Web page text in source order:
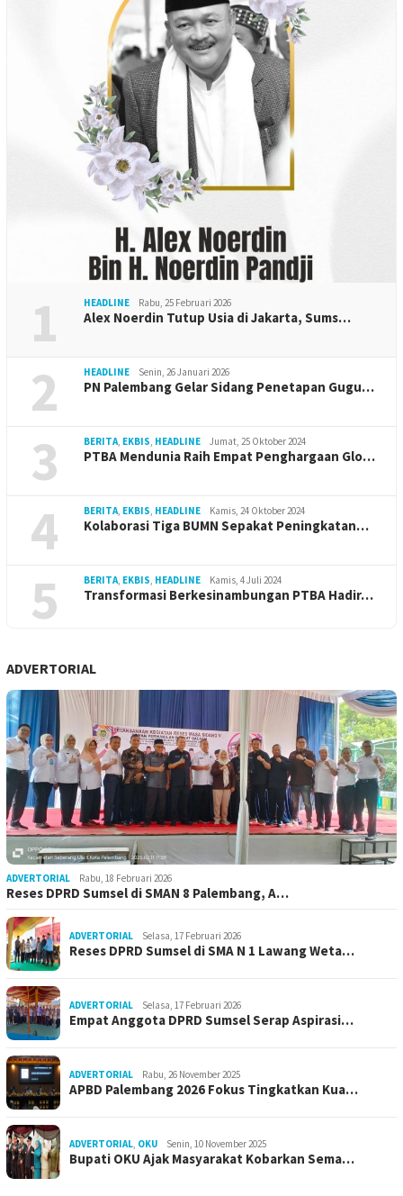
1 HEADLINE Rabu, 25 Februari 2026
Alex Noerdin Tutup Usia di Jakarta, Sums…
2 HEADLINE Senin, 26 Januari 2026
PN Palembang Gelar Sidang Penetapan Gugu…
3 BERITA, EKBIS, HEADLINE Jumat, 25 Oktober 2024
PTBA Mendunia Raih Empat Penghargaan Glo…
4 BERITA, EKBIS, HEADLINE Kamis, 24 Oktober 2024
Kolaborasi Tiga BUMN Sepakat Peningkatan…
5 BERITA, EKBIS, HEADLINE Kamis, 4 Juli 2024
Transformasi Berkesinambungan PTBA Hadir…
ADVERTORIAL
ADVERTORIAL Rabu, 18 Februari 2026
Reses DPRD Sumsel di SMAN 8 Palembang, A…
ADVERTORIAL Selasa, 17 Februari 2026
Reses DPRD Sumsel di SMA N 1 Lawang Weta…
ADVERTORIAL Selasa, 17 Februari 2026
Empat Anggota DPRD Sumsel Serap Aspirasi…
ADVERTORIAL Rabu, 26 November 2025
APBD Palembang 2026 Fokus Tingkatkan Kua…
ADVERTORIAL, OKU Senin, 10 November 2025
Bupati OKU Ajak Masyarakat Kobarkan Sema…